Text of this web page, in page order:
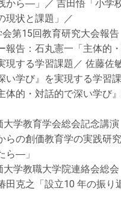
から―」／ 吉田悟「小学
現状と課題」／
第15回教育研究大会報告
報告：石丸憲一「主体的
現する学習課題／ 佐藤佐
い学び』を実現する学習
体的・対話的で深い学び
学教育学会総会記念講演
らの創価教育学の実践研
ら―」
学教職大学院連絡会総会
克之「設立10 年の振り